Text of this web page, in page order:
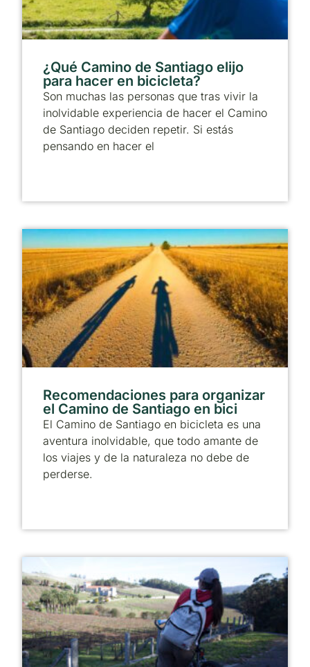
¿Qué Camino de Santiago elijo
para hacer en bicicleta?
Son muchas las personas que tras vivir la
inolvidable experiencia de hacer el Camino
de Santiago deciden repetir. Si estás
pensando en hacer el
Recomendaciones para organizar
el Camino de Santiago en bici
El Camino de Santiago en bicicleta es una
aventura inolvidable, que todo amante de
los viajes y de la naturaleza no debe de
perderse.